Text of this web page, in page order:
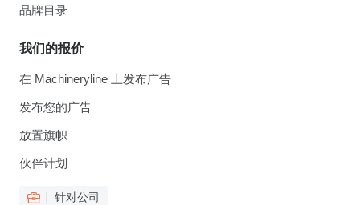
品牌目录
我们的报价
在 Machineryline 上发布广告
发布您的广告
放置旗帜
伙伴计划
针对公司